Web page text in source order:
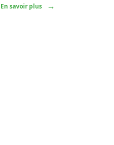
En savoir plus